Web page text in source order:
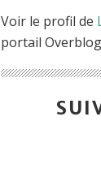
Voir le profil de
portail Overblog